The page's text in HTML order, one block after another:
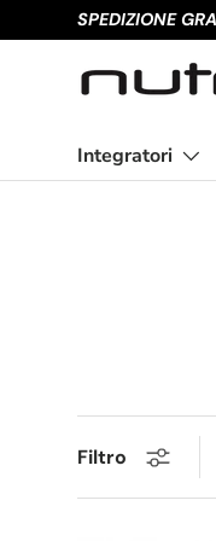
Passa ai
SPEDIZIONE
Integratori
Filtro